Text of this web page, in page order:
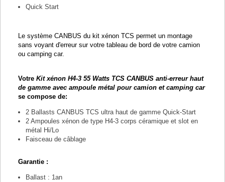
Quick Start
Le système CANBUS du kit xénon TCS permet un montage
sans voyant d'erreur sur votre tableau de bord de votre camion
ou camping car.
Votre Kit xénon H4-3 55 Watts TCS CANBUS anti-erreur haut
de gamme avec ampoule métal pour camion et camping car
se compose de:
2 Ballasts CANBUS TCS ultra haut de gamme Quick-Start
2 Ampoules xénon de type H4-3 corps céramique et slot en
métal Hi/Lo
Faisceau de câblage
Garantie :
Ballast : 1an